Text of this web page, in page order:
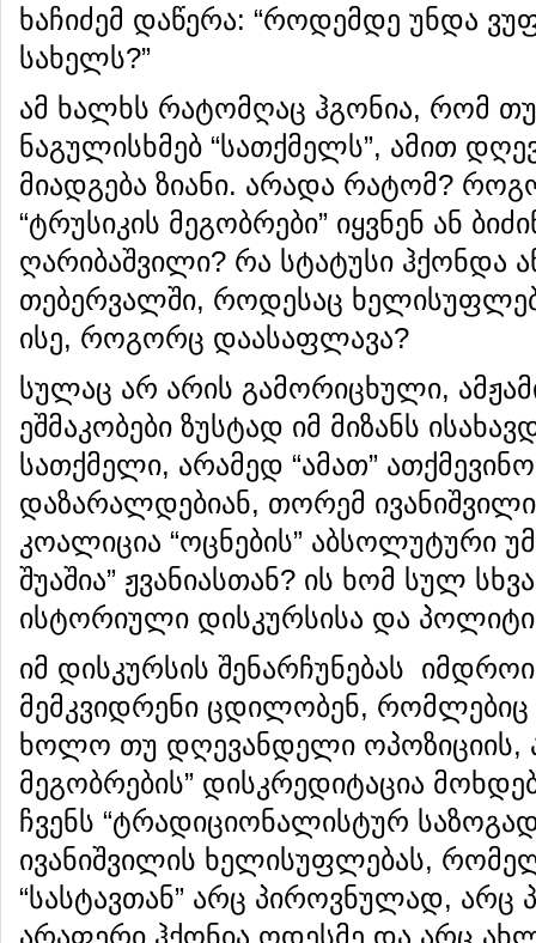
ხაჩიძემ დაწერა: “როდემდე უნდა
სახელს?”
ამ ხალხს რატომღაც ჰგონია, რომ
ნაგულისხმებ “სათქმელს”, ამით
მიადგება ზიანი. არადა რატომ?
“ტრუსიკის მეგობრები” იყვნენ ან
ღარიბაშვილი? რა სტატუსი ჰქონდა
თებერვალში, როდესაც
ისე, როგორც დაასაფლავა?
სულაც არ არის გამორიცხული,
ეშმაკობები ზუსტად იმ მიზანს
სათქმელი, არამედ “ამათ”
დაზარალდებიან, თორემ
კოალიცია “ოცნების” აბსოლუტური
შუაშია” ჟვანიასთან? ის ხომ სულ
ისტორიული დისკურსისა და
იმ დისკურსის შენარჩუნებას
მემკვიდრენი ცდილობენ, რომლებიც
ხოლო თუ დღევანდელი ოპოზიციის,
მეგობრების” დისკრედიტაცია
ჩვენს “ტრადიციონალისტურ
ივანიშვილის ხელისუფლებას,
“სასტავთან” არც პიროვნულად,
არაფერი ჰქონია ოდესმე და არც